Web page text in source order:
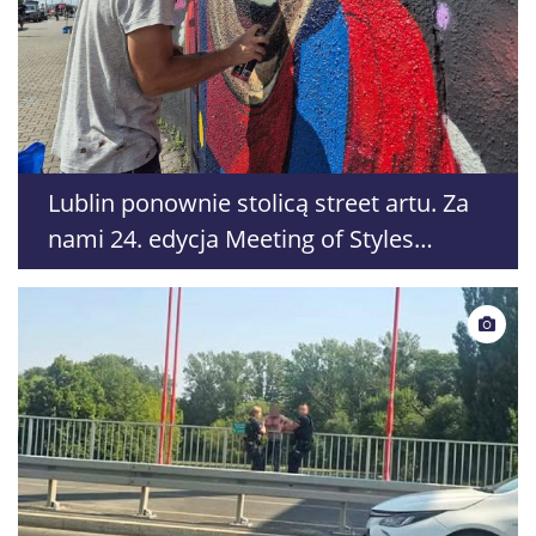
Lublin ponownie stolicą street artu. Za
nami 24. edycja Meeting of Styles
Poland